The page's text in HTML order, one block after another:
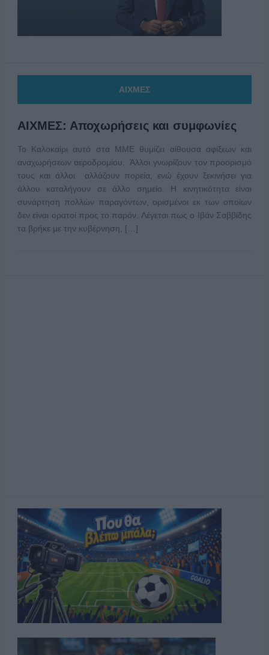
ΑΙΧΜΕΣ
ΑΙΧΜΕΣ: Αποχωρήσεις και συμφωνίες
Το Καλοκαίρι αυτό στα ΜΜΕ θυμίζει αίθουσα αφίξεων και
αναχωρήσεων αεροδρομίου. Άλλοι γνωρίζουν τον προορισμό
τους και άλλοι αλλάζουν πορεία, ενώ έχουν ξεκινήσει για
άλλου καταλήγουν σε άλλο σημείο. Η κινητικότητα είναι
συνάρτηση πολλών παραγόντων, ορισμένοι εκ των οποίων
δεν είναι ορατοί προς το παρόν. Λέγεται πως ο Ιβάν Σαββίδης
τα βρήκε με την κυβέρνηση, […]